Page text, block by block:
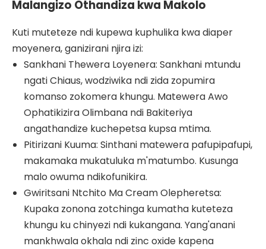
Malangizo Othandiza kwa Makolo
Kuti muteteze ndi kupewa kuphulika kwa diaper
moyenera, ganizirani njira izi:
Sankhani Thewera Loyenera: Sankhani mtundu
ngati Chiaus, wodziwika ndi zida zopumira
komanso zokomera khungu. Matewera Awo
Ophatikizira Olimbana ndi Bakiteriya
angathandize kuchepetsa kupsa mtima.
Pitirizani Kuuma: Sinthani matewera pafupipafupi,
makamaka mukatuluka m'matumbo. Kusunga
malo owuma ndikofunikira.
Gwiritsani Ntchito Ma Cream Olepheretsa:
Kupaka zonona zotchinga kumatha kuteteza
khungu ku chinyezi ndi kukangana. Yang'anani
mankhwala okhala ndi zinc oxide kapena